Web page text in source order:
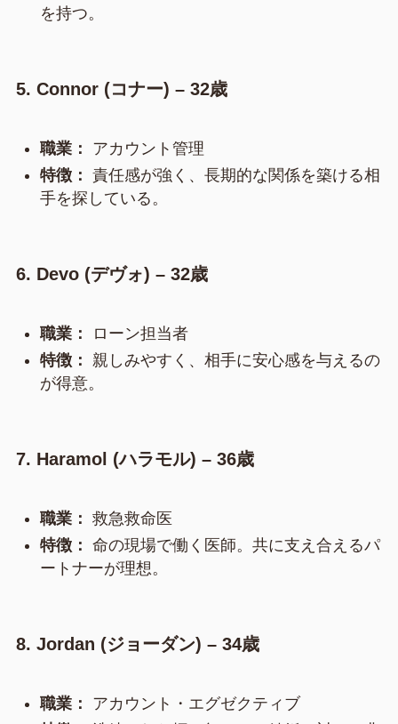
を持つ。
5. Connor (コナー) – 32歳
職業：
アカウント管理
特徴： 責任感が強く、長期的な関係を築ける相
手を探している。
6. Devo (デヴォ) – 32歳
職業：
ローン担当者
特徴： 親しみやすく、相手に安心感を与えるの
が得意。
7. Haramol (ハラモル) – 36歳
職業： 救急救命医
特徴： 命の現場で働く医師。共に支え合えるパ
ートナーが理想。
8. Jordan (ジョーダン) – 34歳
職業：
アカウント・エグゼクティブ